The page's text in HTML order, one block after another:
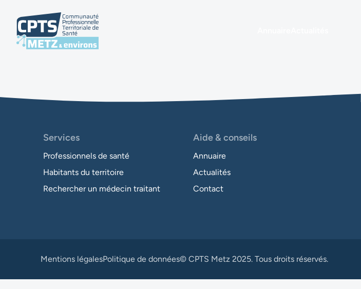
Services
Professionnels de santé
Habitants du territoire
Rechercher un médecin traitant
Aide & conseils
Annuaire
Actualités
Contact
Mentions légalesPolitique de données© CPTS Metz 2025. Tous droits réservés.